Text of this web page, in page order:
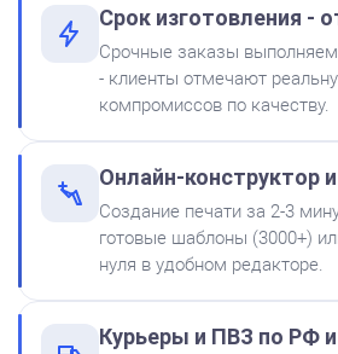
от 550
Печать ИП № Р56
Заказать
Краска на водной
Shiny S-62
300
Shiny SP-2F
Срок изготовления -
Срочные заказы
- клиенты отмечают
компромиссов по качеству.
Онлайн-конструктор
Создание печати за 2-3
готовые шаблоны (3000+)
нуля в удобном редакторе.
Курьеры и ПВЗ по РФ